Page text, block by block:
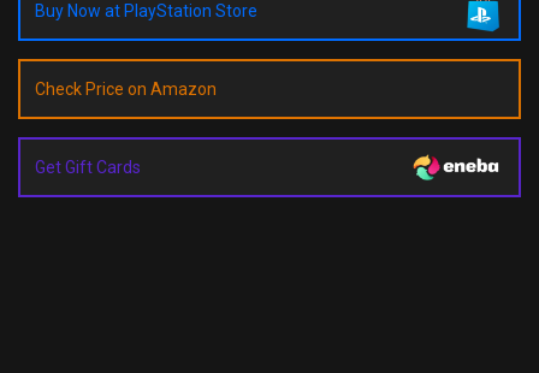
Buy Now at PlayStation Store
Check Price on Amazon
Get Gift Cards